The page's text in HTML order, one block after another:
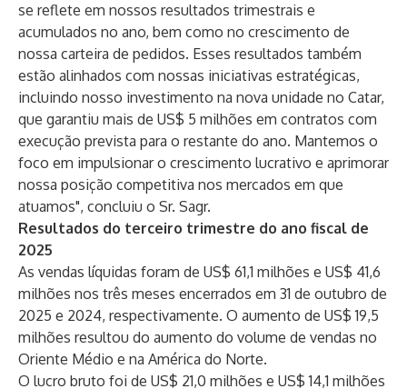
se reflete em nossos resultados trimestrais e
acumulados no ano, bem como no crescimento de
nossa carteira de pedidos. Esses resultados também
estão alinhados com nossas iniciativas estratégicas,
incluindo nosso investimento na nova unidade no Catar,
que garantiu mais de US$ 5 milhões em contratos com
execução prevista para o restante do ano. Mantemos o
foco em impulsionar o crescimento lucrativo e aprimorar
nossa posição competitiva nos mercados em que
atuamos", concluiu o Sr. Sagr.
Resultados do terceiro trimestre do ano fiscal de
2025
As vendas líquidas foram de US$ 61,1 milhões e US$ 41,6
milhões nos três meses encerrados em 31 de outubro de
2025 e 2024, respectivamente. O aumento de US$ 19,5
milhões resultou do aumento do volume de vendas no
Oriente Médio e na América do Norte.
O lucro bruto foi de US$ 21,0 milhões e US$ 14,1 milhões